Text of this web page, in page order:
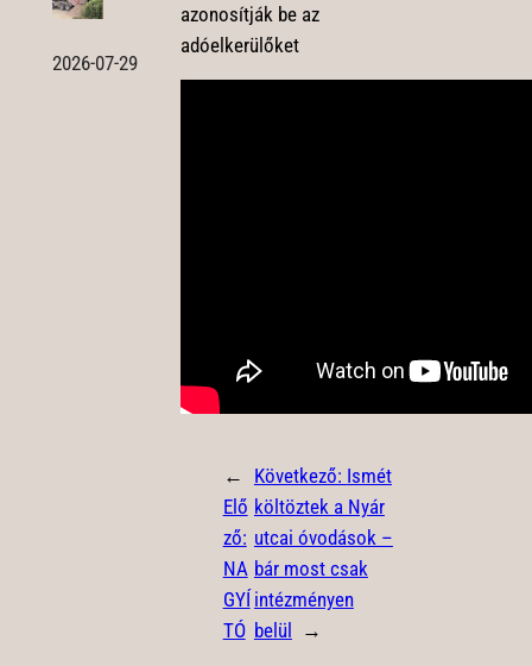
2026-07-29
azonosítják be az
adóelkerülőket
←
Elő
ző:
NA
GYÍ
TÓ
Következő: Ismét
költöztek a Nyár
utcai óvodások –
bár most csak
intézményen
belül
→